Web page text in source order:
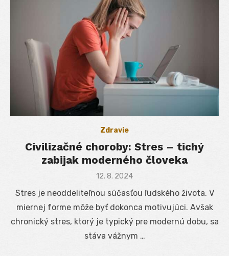
Zdravie
Civilizačné choroby: Stres – tichý
zabijak moderného človeka
Posted
12. 8. 2024
Stres je neoddeliteľnou súčasťou ľudského života. V
miernej forme môže byť dokonca motivujúci. Avšak
chronický stres, ktorý je typický pre modernú dobu, sa
stáva vážnym …